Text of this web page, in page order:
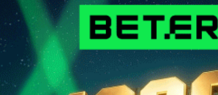
21
Арсенал
16
Барановичи
Славия